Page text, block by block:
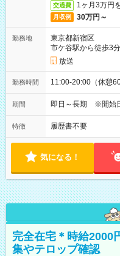
交通費 1ヶ月3万円
月収例 30万円～
勤務地
東京都新宿区
市ケ谷駅から徒歩3分
放送
勤務時間 11:00-20:00（休憩
期間 即日～長期 ※開始
特徴 履歴書不要
気になる！
完全在宅＊時給2000
集やテロップ確認